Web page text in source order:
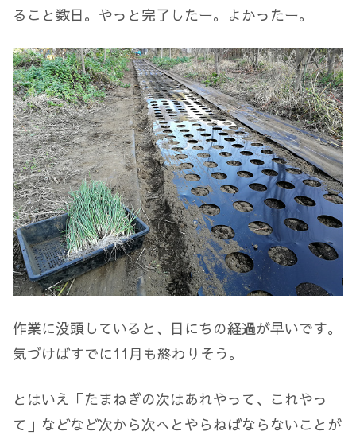
ること数日。やっと完了したー。よかったー。
作業に没頭していると、日にちの経過が早いです。
気づけばすでに11月も終わりそう。
とはいえ「たまねぎの次はあれやって、これやっ
て」などなど次から次へとやらねばならないことが